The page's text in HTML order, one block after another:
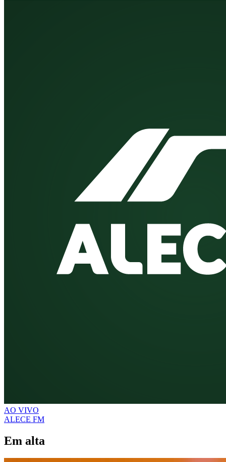
AO VIVO
ALECE FM
Em alta